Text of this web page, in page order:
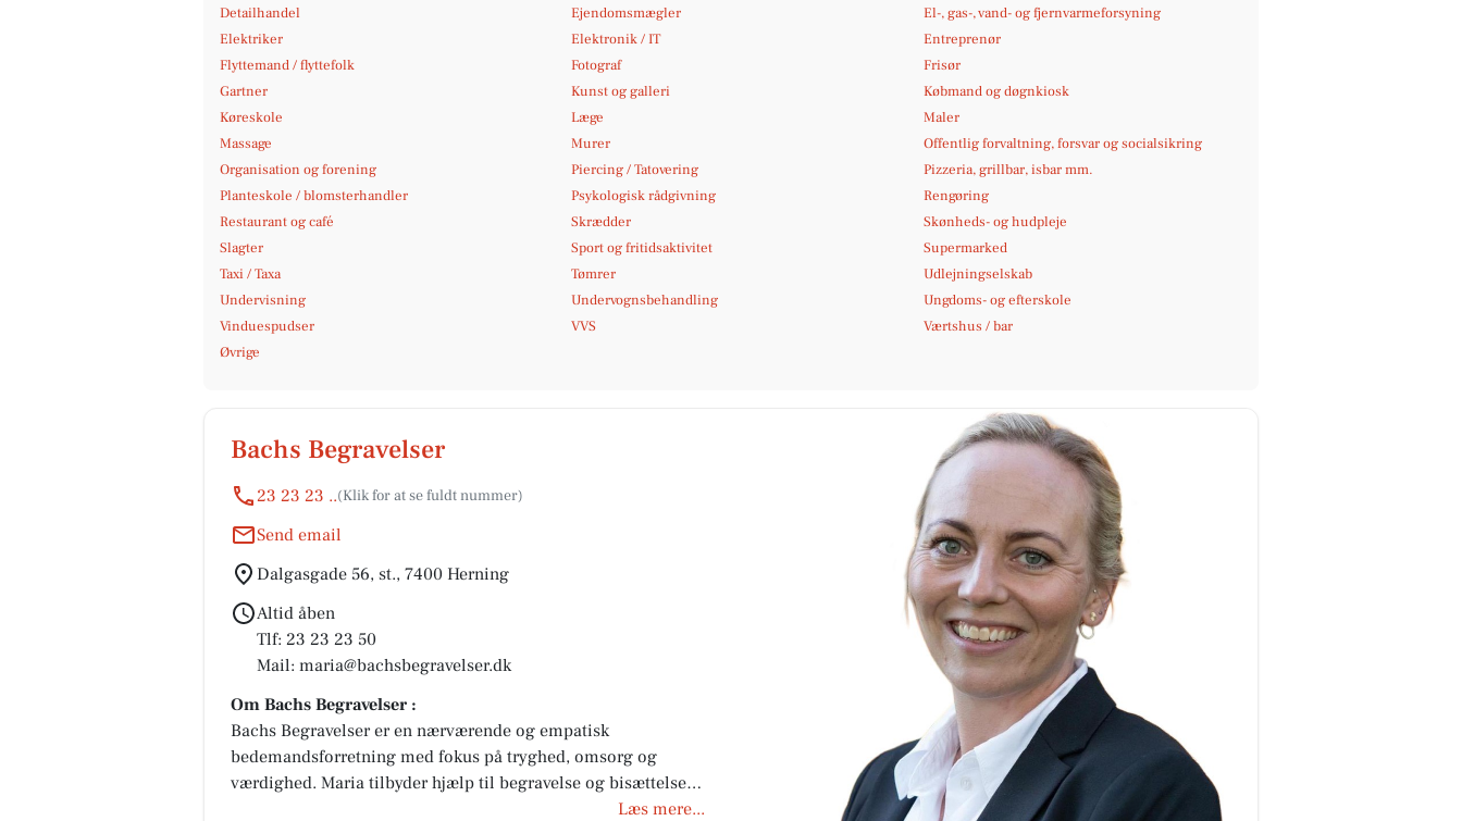
Detailhandel
Ejendomsmægler
El-, gas-, vand- og fjernvarmeforsyning
Elektriker
Elektronik / IT
Entreprenør
Flyttemand / flyttefolk
Fotograf
Frisør
Gartner
Kunst og galleri
Købmand og døgnkiosk
Køreskole
Læge
Maler
Massage
Murer
Offentlig forvaltning, forsvar og socialsikring
Organisation og forening
Piercing / Tatovering
Pizzeria, grillbar, isbar mm.
Planteskole / blomsterhandler
Psykologisk rådgivning
Rengøring
Restaurant og café
Skrædder
Skønheds- og hudpleje
Slagter
Sport og fritidsaktivitet
Supermarked
Taxi / Taxa
Tømrer
Udlejningselskab
Undervisning
Undervognsbehandling
Ungdoms- og efterskole
Vinduespudser
VVS
Værtshus / bar
Øvrige
Bachs Begravelser
23 23 23 ..
Send email
Dalgasgade 56, st., 7400 Herning
Altid åben
Tlf: 23 23 23 50
Mail: maria@bachsbegravelser.dk
Om Bachs Begravelser :
Bachs Begravelser er en nærværende og empatisk
bedemandsforretning med fokus på tryghed, omsorg og
værdighed. Maria tilbyder hjælp til begravelse og bisættelse
med gennemsigtige priser og personlig støtte – døgnet rundt.
Læs mere...